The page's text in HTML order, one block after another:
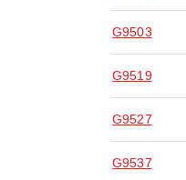
G9503
G9519
G9527
G9537